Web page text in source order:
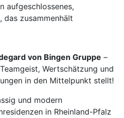
aufgeschlossenes,
das zusammenhält
von Bingen Gruppe –
Wertschätzung und
in den Mittelpunkt stellt!
und modern
in Rheinland-Pfalz